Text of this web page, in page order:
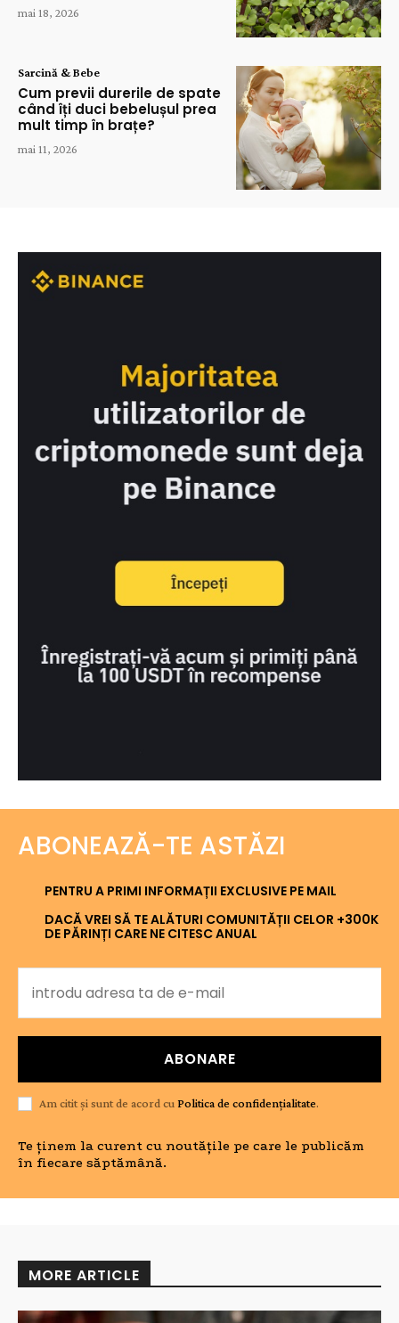
mai 18, 2026
Sarcină & Bebe
Cum previi durerile de spate
când îți duci bebelușul prea
mult timp în brațe?
mai 11, 2026
ABONEAZĂ-TE ASTĂZI
PENTRU A PRIMI INFORMAȚII EXCLUSIVE PE MAIL
DACĂ VREI SĂ TE ALĂTURI COMUNITĂȚII CELOR +300K
DE PĂRINȚI CARE NE CITESC ANUAL
ABONARE
Am citit și sunt de acord cuPolitica de confidențialitate.
Te ținem la curent cu noutățile pe care le publicăm
în fiecare săptămână.
MORE ARTICLE